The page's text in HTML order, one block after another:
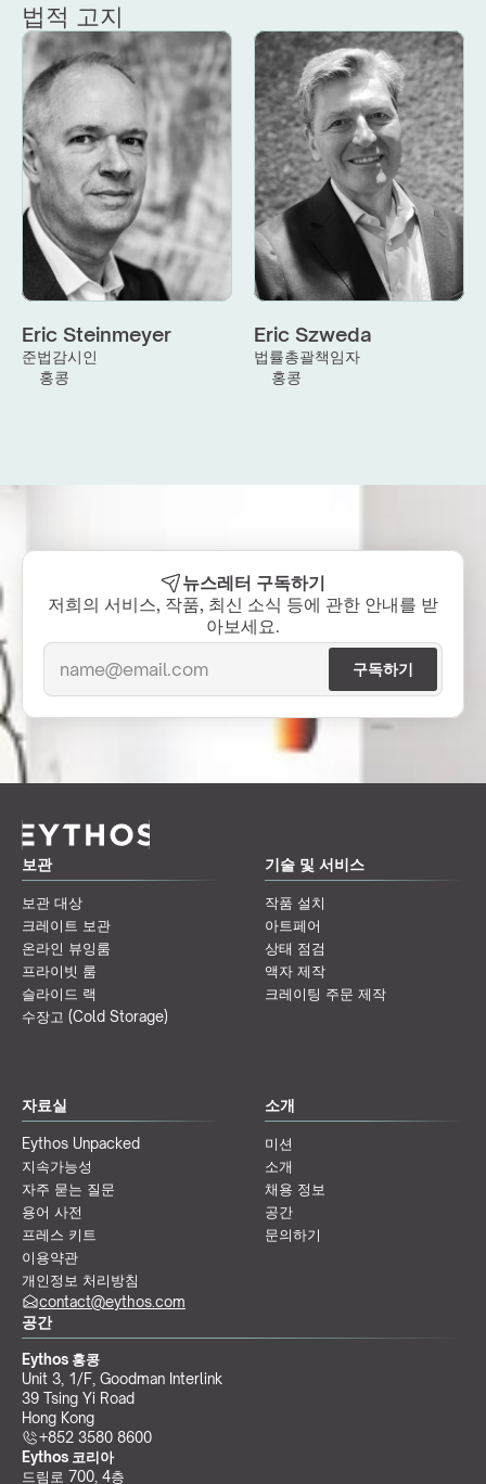
법적 고지
Eric Steinmeyer
준법감시인
홍콩
Eric Szweda
법률총괄책임자
홍콩
뉴스레터 구독하기
저희의 서비스, 작품, 최신 소식 등에 관한 안내를 받
아보세요.
보관
보관 대상
크레이트 보관
온라인 뷰잉룸
프라이빗 룸
슬라이드 랙
수장고 (Cold Storage)
기술 및 서비스
작품 설치
아트페어
상태 점검
액자 제작
크레이팅 주문 제작
자료실
Eythos Unpacked
지속가능성
자주 묻는 질문
용어 사전
프레스 키트
이용약관
개인정보 처리방침
소개
미션
소개
채용 정보
공간
문의하기
공간
Eythos 홍콩
Unit 3, 1/F, Goodman Interlink
39 Tsing Yi Road
Hong Kong
+852 3580 8600
Eythos 코리아
드림로 700, 4층
contact@eythos.com